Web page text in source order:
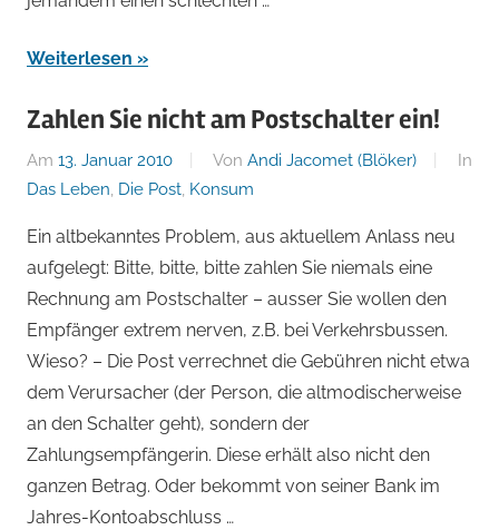
Weiterlesen
Zahlen Sie nicht am Postschalter ein!
Am 13. Januar 2010 Von Andi Jacomet (Blöker)
In
Das Leben, Die Post, Konsum
Ein altbekanntes Problem, aus aktuellem Anlass neu
aufgelegt: Bitte, bitte, bitte zahlen Sie niemals eine
Rechnung am Postschalter – ausser Sie wollen den
Empfänger extrem nerven, z.B. bei Verkehrsbussen.
Wieso? – Die Post verrechnet die Gebühren nicht etwa
dem Verursacher (der Person, die altmodischerweise
an den Schalter geht), sondern der
Zahlungsempfängerin. Diese erhält also nicht den
ganzen Betrag. Oder bekommt von seiner Bank im
Jahres-Kontoabschluss …